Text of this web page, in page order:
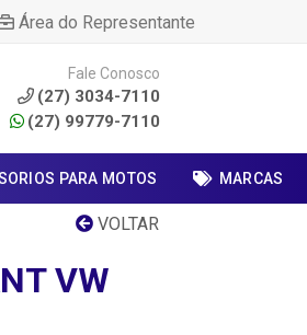
Área do Representante
Fale Conosco
(27) 3034-7110
(27) 99779-7110
PARA MOTOS MARCAS
VOLTAR
VW